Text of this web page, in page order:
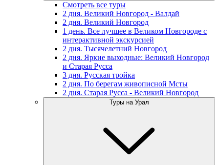
Смотреть все туры
2 дня. Великий Новгород - Валдай
2 дня. Великий Новгород
1 день. Все лучшее в Великом Новгороде с
интерактивной экскурсией
2 дня. Тысячелетний Новгород
2 дня. Яркие выходные: Великий Новгород
и Старая Русса
3 дня. Русская тройка
2 дня. По берегам живописной Мсты
2 дня. Старая Русса - Великий Новгород
Туры на Урал